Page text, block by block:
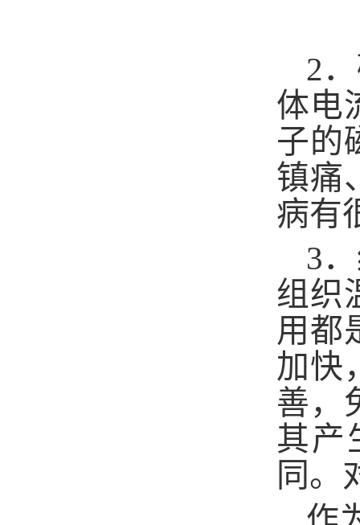
2
体电
子的
镇痛
病有
3
组织
用都
加快
善，
其产
同。